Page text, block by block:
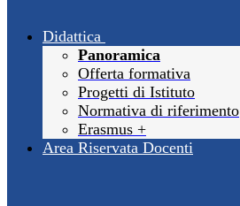
Didattica
Panoramica
Offerta formativa
Progetti di Istituto
Normativa di riferimento
Erasmus +
Area Riservata Docenti